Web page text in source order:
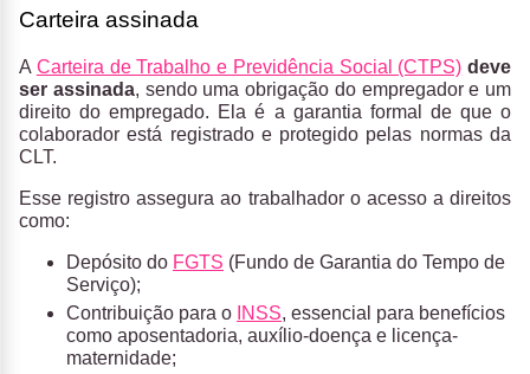
Carteira assinada
A Carteira de Trabalho e Previdência Social (CTPS) deve
ser assinada, sendo uma obrigação do empregador e um
direito do empregado. Ela é a garantia formal de que o
colaborador está registrado e protegido pelas normas da
CLT.
Esse registro assegura ao trabalhador o acesso a direitos
como:
Depósito do FGTS (Fundo de Garantia do Tempo de
Serviço);
Contribuição para o INSS, essencial para benefícios
como aposentadoria, auxílio-doença e licença-
maternidade;